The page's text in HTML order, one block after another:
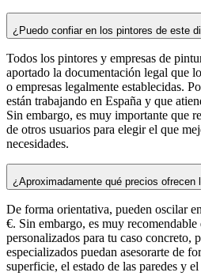
¿Puedo confiar en los pintores de este
Todos los pintores y empresas de
aportado la documentación legal que
o empresas legalmente establecidas.
están trabajando en España y que
Sin embargo, es muy importante que
de otros usuarios para elegir el que
necesidades.
¿Aproximadamente qué precios ofrecen
De forma orientativa, pueden oscilar
€. Sin embargo, es muy recomendable
personalizados para tu caso concreto,
especializados puedan asesorarte de
superficie, el estado de las paredes y